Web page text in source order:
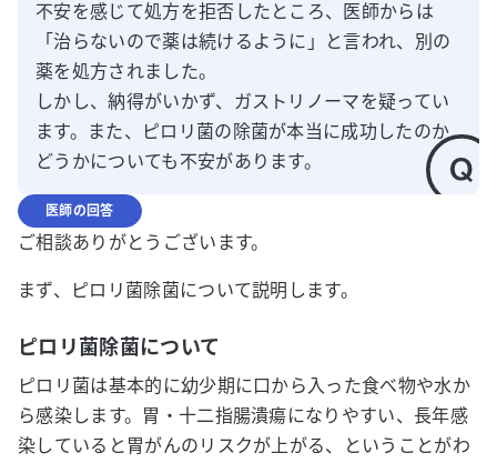
不安を感じて処方を拒否したところ、医師からは
「治らないので薬は続けるように」と言われ、別の
薬を処方されました。
しかし、納得がいかず、ガストリノーマを疑ってい
ます。また、ピロリ菌の除菌が本当に成功したのか
どうかについても不安があります。
医師の回答
ご相談ありがとうございます。
まず、ピロリ菌除菌について説明します。
ピロリ菌除菌について
ピロリ菌は基本的に幼少期に口から入った食べ物や水か
ら感染します。胃・十二指腸潰瘍になりやすい、長年感
染していると胃がんのリスクが上がる、ということがわ